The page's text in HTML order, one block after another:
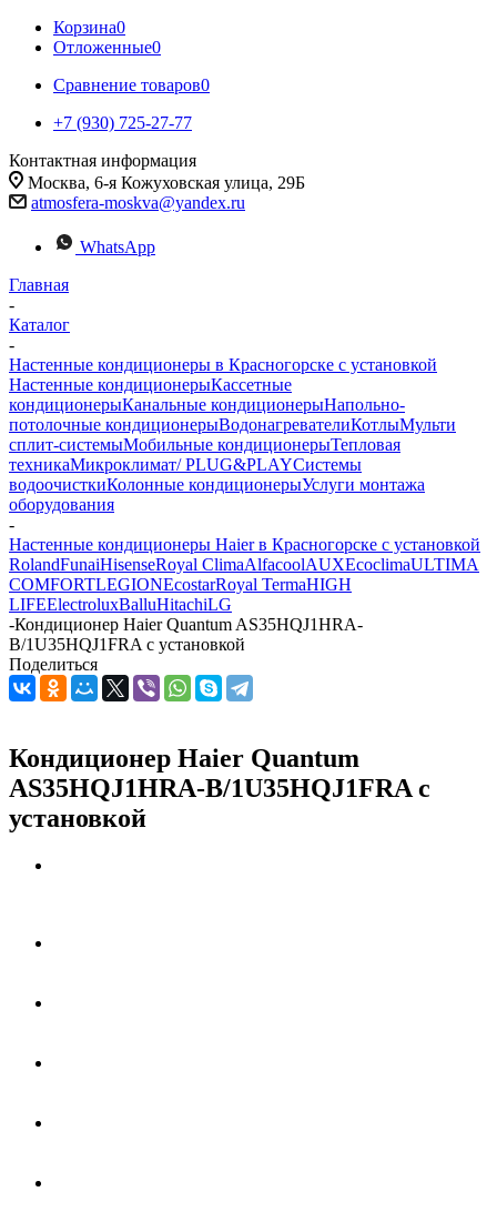
Корзина0
Отложенные0
Сравнение товаров0
+7 (930) 725-27-77
Контактная информация
Москва, 6-я Кожуховская улица, 29Б
atmosfera-moskva@yandex.ru
WhatsApp
Главная
-
Каталог
-
Настенные кондиционеры в Красногорске с установкой
Настенные кондиционерыКассетные
кондиционерыКанальные кондиционерыНапольно-
потолочные кондиционерыВодонагревателиКотлыМульти
сплит-системыМобильные кондиционерыТепловая
техникаМикроклимат/ PLUG&PLAYСистемы
водоочисткиКолонные кондиционерыУслуги монтажа
оборудования
-
Настенные кондиционеры Haier в Красногорске с установкой
RolandFunaiHisenseRoyal ClimaAlfacoolAUXEcoclimaULTIMA
COMFORTLEGIONEcostarRoyal TermaHIGH
LIFEElectroluxBalluHitachiLG
-Кондиционер Haier Quantum AS35HQJ1HRA-
B/1U35HQJ1FRA с установкой
Поделиться
Кондиционер Haier Quantum
AS35HQJ1HRA-B/1U35HQJ1FRA с
установкой